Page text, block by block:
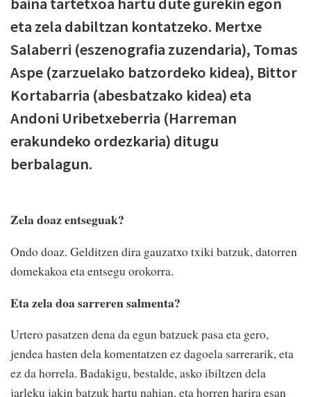
eta zela dabiltzan kontatzeko. Mertxe
Salaberri (eszenografia zuzendaria), Tomas
Aspe (zarzuelako batzordeko kidea), Bittor
Kortabarria (abesbatzako kidea) eta
Andoni Uribetxeberria (Harreman
erakundeko ordezkaria) ditugu
berbalagun.
Zela doaz entseguak?
Ondo doaz. Gelditzen dira gauzatxo txiki batzuk, datorren
domekakoa eta entsegu orokorra.
Eta zela doa sarreren salmenta?
Urtero pasatzen dena da egun batzuek pasa eta gero,
jendea hasten dela komentatzen ez dagoela sarrerarik, eta
ez da horrela. Badakigu, bestalde, asko ibiltzen dela
jarleku jakin batzuk hartu nahian, eta horren harira esan